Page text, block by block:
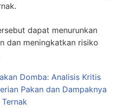
dapat menurunkan
dan meningkatkan risiko
Domba: Analisis Kritis
Pakan dan Dampaknya